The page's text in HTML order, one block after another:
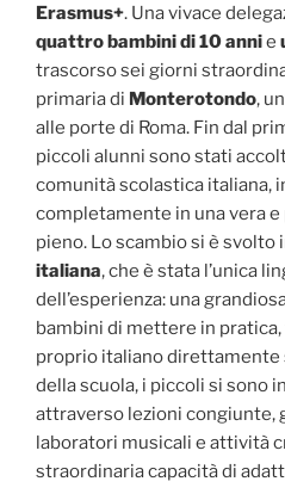
Erasmus+. Una vivace
quattro bambini di 10 annie
trascorso sei giorni
primaria di Monterotondo,
alle porte di Roma. Fin dal
piccoli alunni sono stati
comunità scolastica italiana,
completamente in una vera
pieno. Lo scambio si è svolto
italiana, che è stata l’unica
dell’esperienza: una
bambini di mettere in
proprio italiano direttamente
della scuola, i piccoli si sono
attraverso lezioni congiunte,
laboratori musicali e attività
straordinaria capacità di